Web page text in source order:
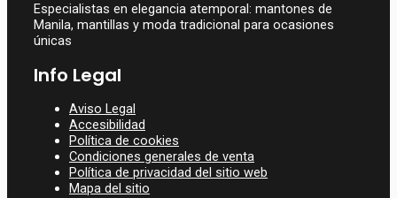
Especialistas en elegancia atemporal: mantones de
Manila, mantillas y moda tradicional para ocasiones
únicas
Info Legal
Aviso Legal
Accesibilidad
Política de cookies
Condiciones generales de venta
Política de privacidad del sitio web
Mapa del sitio